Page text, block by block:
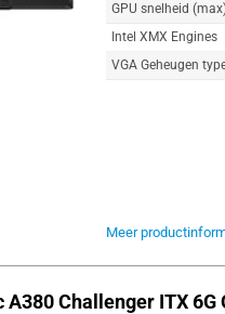
GPU snelheid
Intel XMX Engines
VGA Geheugen
Meer
Challenger ITX 6G